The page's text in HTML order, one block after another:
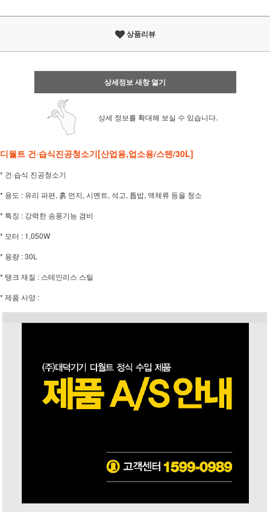
상품리뷰
상세정보 새창 열기
상세 정보를 확대해 보실 수 있습니다.
디월트 건·습식진공청소기[산업용,업소용/스텐/30L]
* 건·습식 진공청소기
* 용도 : 유리 파편, 흙 먼지, 시멘트, 석고, 톱밥, 액체류 등을 청소
* 특징 : 강력한 송풍기능 겸비
* 모터 : 1,050W
* 용량 : 30L
* 탱크 재질 : 스테인리스 스틸
* 제품 사양 :